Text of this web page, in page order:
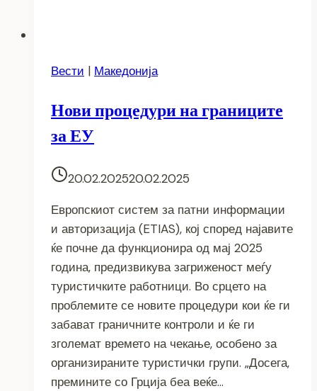
Вести | Македонија
Нови процедури на границите
за ЕУ
20.02.202520.02.2025
Европскиот систем за патни информации
и авторизација (ETIAS), кој според најавите
ќе почне да функционира од мај 2025
година, предизвикува загриженост меѓу
туристичките работници. Во срцето на
проблемите се новите процедури кои ќе ги
забават граничните контроли и ќе ги
зголемат времето на чекање, особено за
организираните туристички групи. „Досега,
премините со Грција беа веќе…